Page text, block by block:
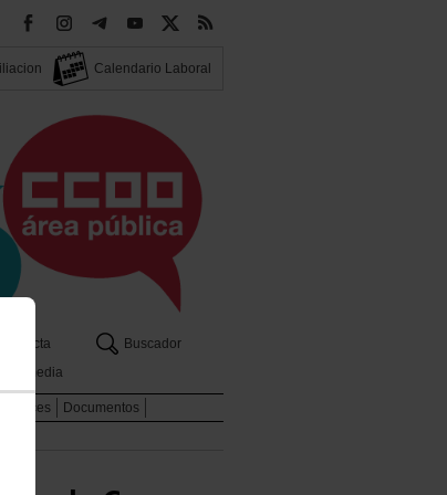
Calendario Laboral
Contacta
Buscador
Multimedia
Enlaces
Documentos